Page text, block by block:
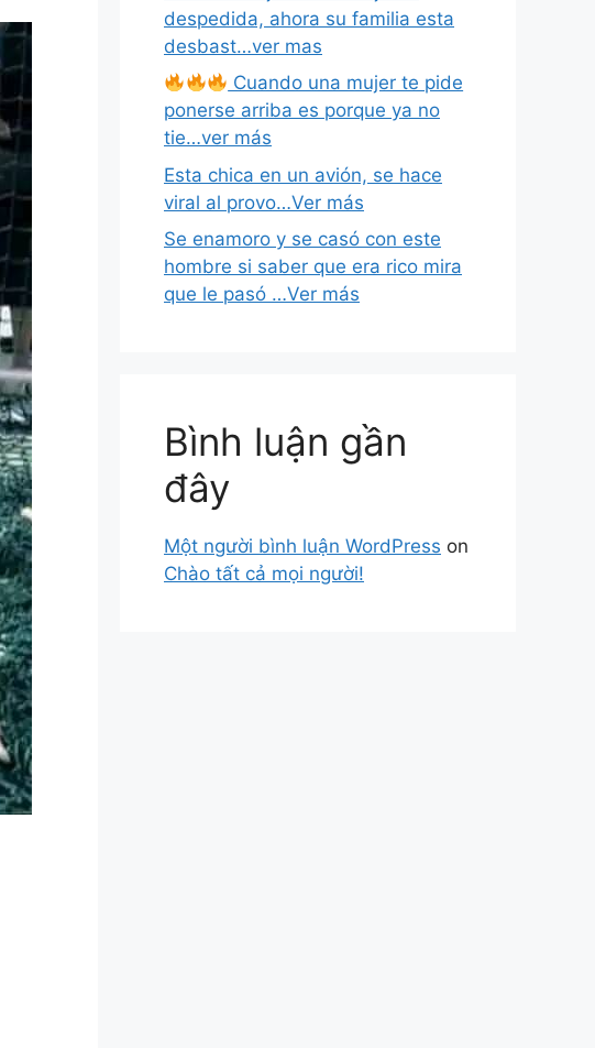
despedida, ahora su familia esta
desbast…ver mas
Cuando una mujer te pide
ponerse arriba es porque ya no
tie…ver más
Esta chica en un avión, se hace
viral al provo…Ver más
Se enamoro y se casó con este
hombre si saber que era rico mira
que le pasó …Ver más
Bình luận gần
đây
Một người bình luận WordPress on
Chào tất cả mọi người!